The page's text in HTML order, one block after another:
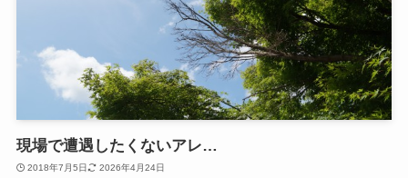
現場で遭遇したくないアレ…
2018年7月5日 2026年4月24日